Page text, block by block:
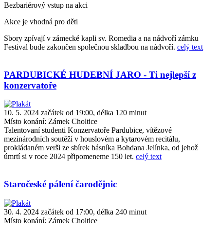
Bezbariérový vstup na akci
Akce je vhodná pro děti
Sbory zpívají v zámecké kapli sv. Romedia a na nádvoří zámku
Festival bude zakončen společnou skladbou na nádvoří. celý text
PARDUBICKÉ HUDEBNÍ JARO - Ti nejlepší z
konzervatoře
10. 5. 2024 začátek od 19:00, délka 120 minut
Místo konání: Zámek Choltice
Talentovaní studenti Konzervatoře Pardubice, vítězové
mezinárodních soutěží v houslovém a kytarovém recitálu,
prokládaném verši ze sbírek básníka Bohdana Jelínka, od jehož
úmrtí si v roce 2024 připomeneme 150 let. celý text
Staročeské pálení čarodějnic
30. 4. 2024 začátek od 17:00, délka 240 minut
Místo konání: Zámek Choltice